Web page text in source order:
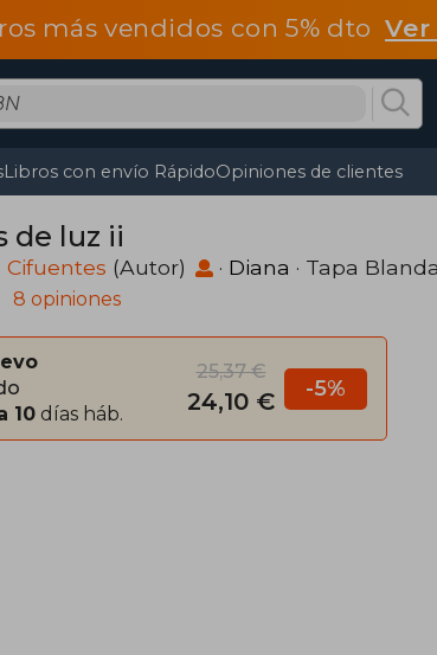
más vendidos con 5% dto
Libros con envío RápidoOpiniones de clientes
de luz ii
Cifuentes (Autor) · Diana · Tapa Blanda
8 opiniones
10 días háb.
25,37 €
24,10 € -5%